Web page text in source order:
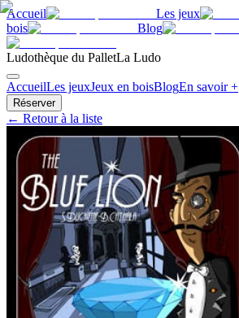
Accueil Les jeux
bois
Blog
Ludothèque du PalletLa Ludo
AccueilLes jeuxJeux en boisBlogEn savoir +
Réserver
← Retour à la liste